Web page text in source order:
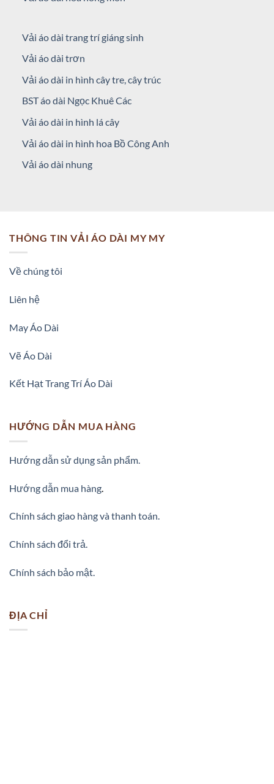
Vải áo dài trang trí giáng sinh
Vải áo dài trơn
Vải áo dài in hình cây tre, cây trúc
BST áo dài Ngọc Khuê Các
Vải áo dài in hình lá cây
Vải áo dài in hình hoa Bồ Công Anh
Vải áo dài nhung
THÔNG TIN VẢI ÁO DÀI MY MY
Về chúng tôi
Liên hệ
May Áo Dài
Vẽ Áo Dài
Kết Hạt Trang Trí Áo Dài
HƯỚNG DẪN MUA HÀNG
Hướng dẫn sử dụng sản phẩm.
Hướng dẫn mua hàng
Chính sách giao hàng và thanh toán.
Chính sách đổi trả.
Chính sách bảo mật.
ĐỊA CHỈ